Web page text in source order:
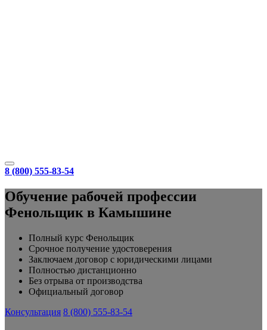
8 (800) 555-83-54
Обучение рабочей профессии
Фенольщик в Камышине
Полный курс Фенольщик
Срочное получение удостоверения
Заключаем договор с юридическими лицами
Полностью дистанционно
Без отрыва от производства
Официальный договор
Консультация 8 (800) 555-83-54